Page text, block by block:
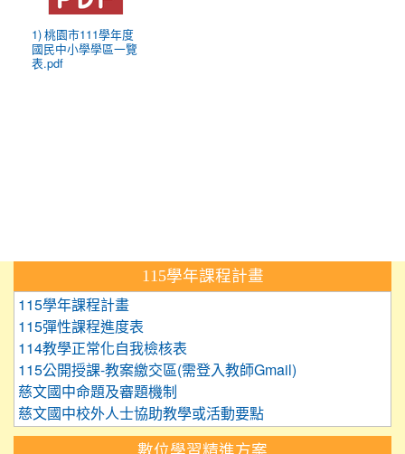
1) 桃園市111學年度
國民中小學學區一覽
表.pdf
115學年課程計畫
115學年課程計畫
115彈性課程進度表
114教學正常化自我檢核表
115公開授課-教案繳交區(需登入教師Gmail)
慈文國中命題及審題機制
慈文國中校外人士協助教學或活動要點
數位學習精進方案